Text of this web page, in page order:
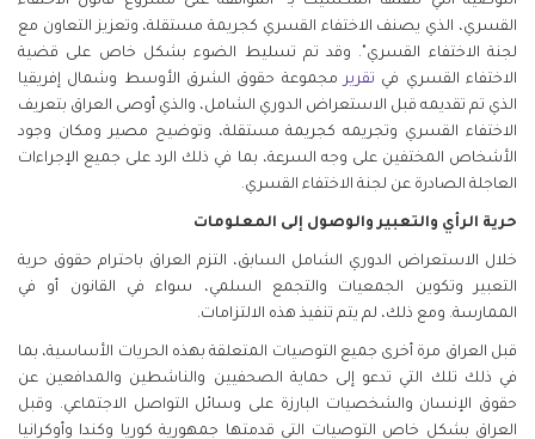
القسري، الذي يصنف الاختفاء القسري كجريمة مستقلة، وتعزيز التعاون مع
لجنة الاختفاء القسري". وقد تم تسليط الضوء بشكل خاص على قضية
الاختفاء القسري في تقرير مجموعة حقوق الشرق الأوسط وشمال إفريقيا
الذي تم تقديمه قبل الاستعراض الدوري الشامل، والذي أوصى العراق بتعريف
الاختفاء القسري وتجريمه كجريمة مستقلة، وتوضيح مصير ومكان وجود
الأشخاص المختفين على وجه السرعة، بما في ذلك الرد على جميع الإجراءات
العاجلة الصادرة عن لجنة الاختفاء القسري.
حرية الرأي والتعبير والوصول إلى المعلومات
خلال الاستعراض الدوري الشامل السابق، التزم العراق باحترام حقوق حرية
التعبير وتكوين الجمعيات والتجمع السلمي، سواء في القانون أو في
الممارسة. ومع ذلك، لم يتم تنفيذ هذه الالتزامات.
قبل العراق مرة أخرى جميع التوصيات المتعلقة بهذه الحريات الأساسية، بما
في ذلك تلك التي تدعو إلى حماية الصحفيين والناشطين والمدافعين عن
حقوق الإنسان والشخصيات البارزة على وسائل التواصل الاجتماعي. وقبل
العراق بشكل خاص التوصيات التي قدمتها جمهورية كوريا وكندا وأوكرانيا